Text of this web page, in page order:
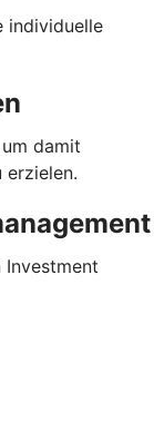
individuelle
damit